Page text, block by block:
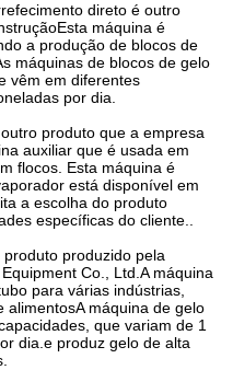
direto é outro
máquina é
a produção de blocos de
máquinas de blocos de gelo
vêm em diferentes
por dia.
produto que a empresa
auxiliar que é usada em
flocos. Esta máquina é
está disponível em
a escolha do produto
específicas do cliente..
produzido pela
Co., Ltd.A máquina
para várias indústrias,
alimentosA máquina de gelo
que variam de 1
dia.e produz gelo de alta